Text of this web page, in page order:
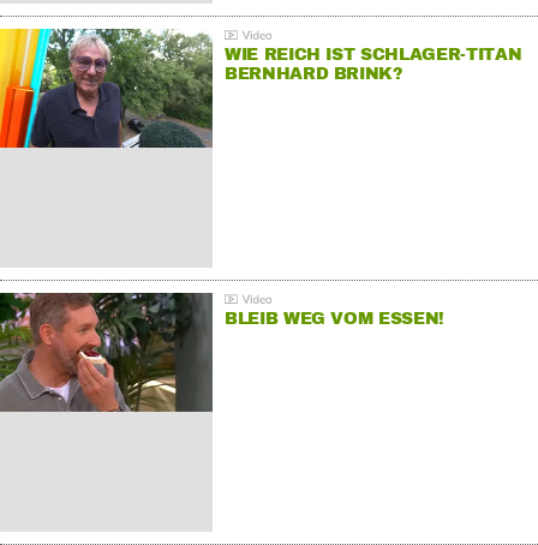
WIE REICH IST SCHLAGER-TITAN
BERNHARD BRINK?
BLEIB WEG VOM ESSEN!